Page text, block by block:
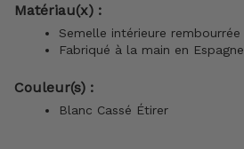
Matériau(x) :
Semelle intérieure rembourrée
Fabriqué à la main en Espagne
Couleur(s) :
Blanc Cassé Étirer